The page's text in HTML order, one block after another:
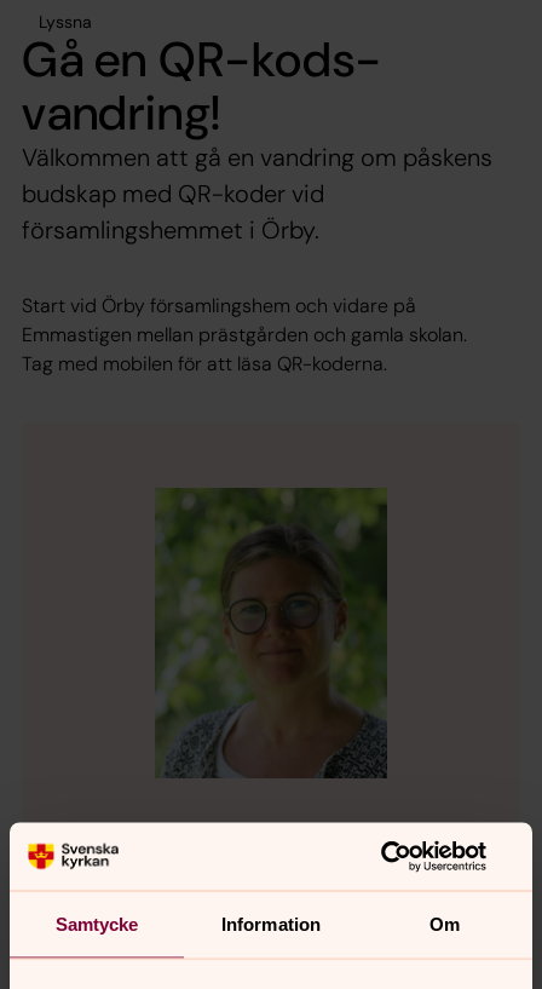
Samtycke Information Om
Lyssna
Gå en QR-kods-
vandring!
Välkommen att gå en vandring om påskens
budskap med QR-koder vid
församlingshemmet i Örby.
Start vid Örby församlingshem och vidare på
Emmastigen mellan prästgården och gamla skolan.
Tag med mobilen för att läsa QR-koderna.
Sofia Johansson
Vikarierande musiker, Örby
Direkt:0320-182 87 Mobil:070-757 27 23
E-post:Sofia.Johansson5@svenskakyrkan.se